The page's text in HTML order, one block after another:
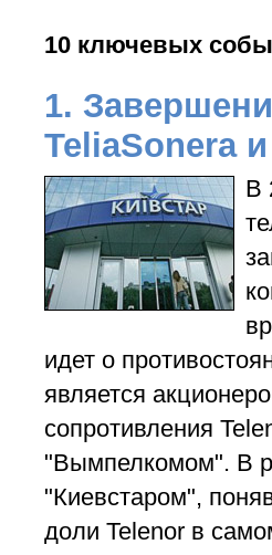
10 ключевых
1.
TeliaSonera
В
идет о
является
сопротивления
"Вымпелкомом". В
"Киевстаром",
доли Telenor в